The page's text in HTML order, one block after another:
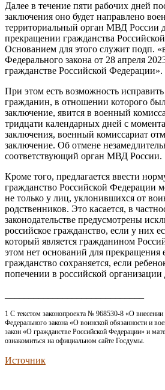
Далее в течение пяти рабочих дней
заключения оно будет направлено
территориальный орган МВД России
прекращении гражданства
Основанием для этого служит подп.
Федерального закона от 28 апреля
гражданстве Российской Федерации».
При этом есть возможность
гражданин, в отношении которого
заключение, явится в военный
тридцати календарных дней с
заключения, военный комиссариат
заключение. Об отмене
соответствующий орган МВД России.
Кроме того, предлагается ввести
гражданство Российской Федерации
не только у лиц, уклонившихся от
родственников. Это касается, в
законодательстве предусмотрены
российское гражданство, если у них
который является гражданином
этом нет оснований для прекращения
гражданство сохраняется, если
попечении в российской организации
1 С текстом законопроекта № 968530-8 «О
Федерального закона «О воинской обязанности и
закон «О гражданстве Российской Федерации» и
ознакомиться на официальном сайте Госдумы.
Источник